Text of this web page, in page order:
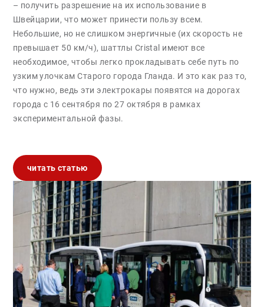
– получить разрешение на их использование в
Швейцарии, что может принести пользу всем.
Небольшие, но не слишком энергичные (их скорость не
превышает 50 км/ч), шаттлы Cristal имеют все
необходимое, чтобы легко прокладывать себе путь по
узким улочкам Старого города Гланда. И это как раз то,
что нужно, ведь эти электрокары появятся на дорогах
города с 16 сентября по 27 октября в рамках
экспериментальной фазы.
читать статью